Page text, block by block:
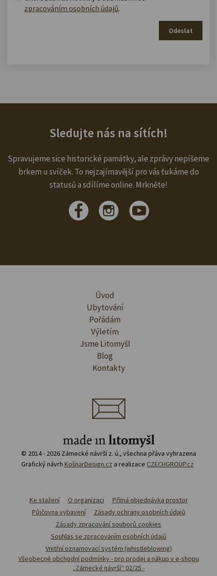
zpracováním osobních údajů.
Odeslat
Sledujte nás na sítích!
Spravujeme sice historické památky, ale zprávy nepíšeme
brkem u svíček. To nejzajímavější pro vás ťukáme do
statusů a sdílíme online. Mrkněte!
Úvod
Ubytování
Pořádám
Výletím
Jsme Litomyšl
Blog
Kontakty
© 2014 - 2026 Zámecké návrší z. ú., všechna přáva vyhrazena
Grafický návrh KošnarDesign.cz a realizace CZECHGROUP.cz
Ke stažení O organizaci
Přímá objednávka prostor
Půjčovna vybavení
Zásady ochrany osobních údajů
Zásady zpracování souborů cookies
Souhlas se zpracováním osobních údajů
Vnitřní oznamovací systém (whistleblowing)
Všeobecné obchodní podmínky - pro prodej a nákup v e-shopu
„Zámecké návrší“ 02/25 -